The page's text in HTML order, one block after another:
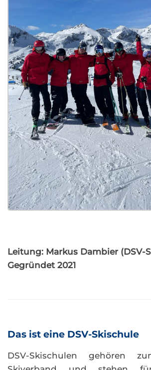
Leitung: Markus Dambier (DSV-
Gegründet 2021
Das ist eine DSV-Skischule
DSV-Skischulen gehören